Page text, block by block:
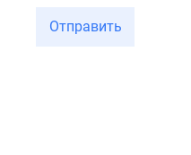
Отправить